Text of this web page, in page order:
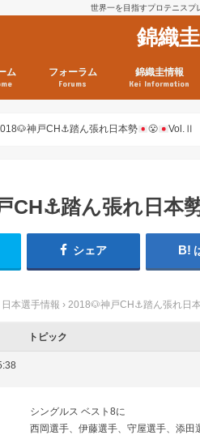
世界一を目指すプロテニス
錦織
ム フォーラム
Forums
錦織圭情報
Kei Information
日現在）
点）
🐶神戸CH ⚓️踏ん張れ日本勢 😤 Vol.Ⅱ
CH⚓️踏ん張れ日本
シェア
日本選手情報 › 2018🐶神戸CH⚓️踏ん張れ日
トピック
シングルス ベスト8に
西岡選手、伊藤選手、守屋選手、添田